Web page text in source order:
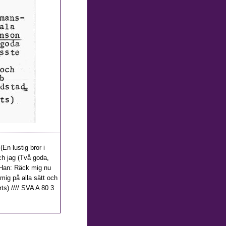
lustig bror i
jag (Två goda,
Räck mig nu
på alla sätt och
//// SVA A 80 3